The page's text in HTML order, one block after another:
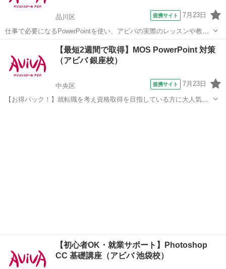
品川区 提携サイト 7月23日
仕事で必要になるPowerPointを使い、アビバの実際のレッスンや教室
の雰囲気を無料で体験♪ 説得力のある、わかりやすく見せるための
「表」や「グラフ」、複数のデータをまとめて見せる「複合グラフ」
など、あなたに合ったメニュー...
パワーポイント
【最短2週間で取得】MOS PowerPoint 対策
（アビバ 銀座校）
中央区 提携サイト 7月23日
【お得パック！】就転職を考え資格取得を目指している方に大人気の
【初心者OK・就業サポート】Photoshop
CC 基礎講座（アビバ 池袋校）